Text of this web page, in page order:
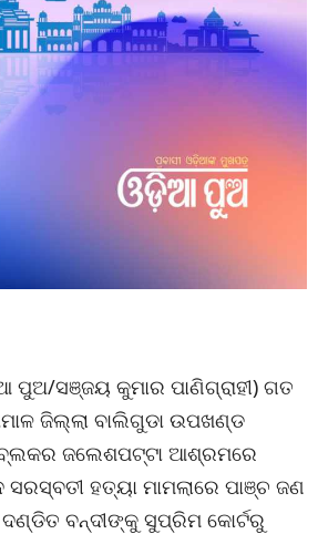
ପୁଅ/ସଞ୍ଜୟ କୁମାର ପାଣିଗ୍ରାହୀ) ଗତ
ଜିଲ୍ଲା ବାଲିଗୁଡା ଉପଖଣ୍ଡ
ଜଲେଶପଟ୍ଟା ଆଶ୍ରମରେ
ହତ୍ୟା ମାମଲାରେ ପାଞ୍ଚ ଜଣ
ଦଣ୍ଡିତ ବନ୍ଦୀଙ୍କୁ ସୁପ୍ରିମ କୋର୍ଟରୁ